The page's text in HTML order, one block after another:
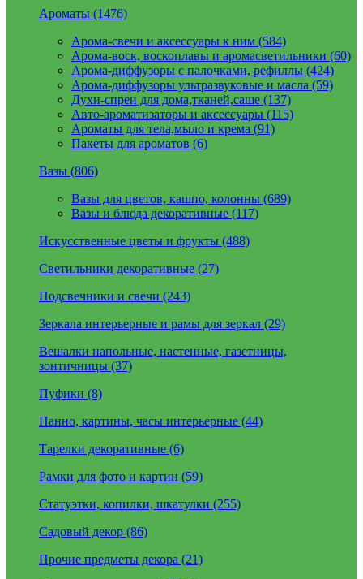
Ароматы (1476)
Арома-свечи и аксессуары к ним (584)
Арома-воск, воскоплавы и аромасветильники (60)
Арома-диффузоры с палочками, рефиллы (424)
Арома-диффузоры ультразвуковые и масла (59)
Духи-спреи для дома,тканей,саше (137)
Авто-ароматизаторы и аксессуары (115)
Ароматы для тела,мыло и крема (91)
Пакеты для ароматов (6)
Вазы (806)
Вазы для цветов, кашпо, колонны (689)
Вазы и блюда декоративные (117)
Искусственные цветы и фрукты (488)
Светильники декоративные (27)
Подсвечники и свечи (243)
Зеркала интерьерные и рамы для зеркал (29)
Вешалки напольные, настенные, газетницы,
зонтичницы (37)
Пуфики (8)
Панно, картины, часы интерьерные (44)
Тарелки декоративные (6)
Рамки для фото и картин (59)
Статуэтки, копилки, шкатулки (255)
Садовый декор (86)
Прочие предметы декора (21)